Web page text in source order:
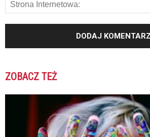
ZOBACZ TEŻ